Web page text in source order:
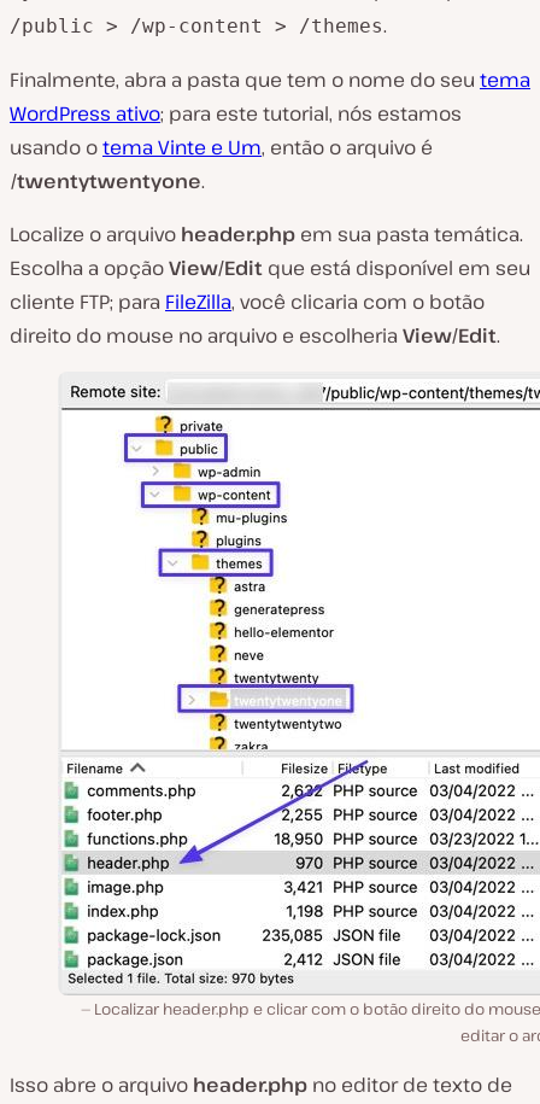
/public > /wp-content > /themes.
Finalmente, abra a pasta que tem o nome do seu tema
WordPress ativo; para este tutorial, nós estamos
usando otema Vinte e Um, então o arquivo é
/twentytwentyone.
Localize o arquivo header.php em sua pasta temática.
Escolha a opçãoView/Edit que está disponível em seu
cliente FTP; para FileZilla, você clicaria com o botão
direito do mouse no arquivo e escolheria View/Edit.
Localizar header.php e clicar com o botão direito do
editar o
Isso abre o arquivo header.php no editor de texto de